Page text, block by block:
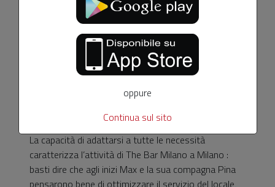
cinema multisala Odeon.
Dall’avvio dell’attività il percorso è stato difficile, ma
non si è mai arrestato: dalla consegna dei pasti agli
uffici della zona fino al catering, passando per la
non ha smesso di ampliarsi e di differenziare la
La capacità di adattarsi a tutte le necessità
caratterizza l’attività di The Bar Milano a Milano :
basti dire che agli inizi Max e la sua compagna Pina
pensarono bene di ottimizzare il servizio del locale,
oppure
Continua sul sito